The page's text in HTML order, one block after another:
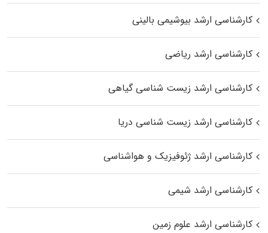
کارشناسی ارشد بیوشیمی بالینی
کارشناسی ارشد ریاضی
کارشناسی ارشد زیست‌ شناسی گیاهی
کارشناسی ارشد زیست‌ شناسی دریا
کارشناسی ارشد ژئوفیزیک و هواشناسی
کارشناسی ارشد شیمی
کارشناسی ارشد علوم زمین